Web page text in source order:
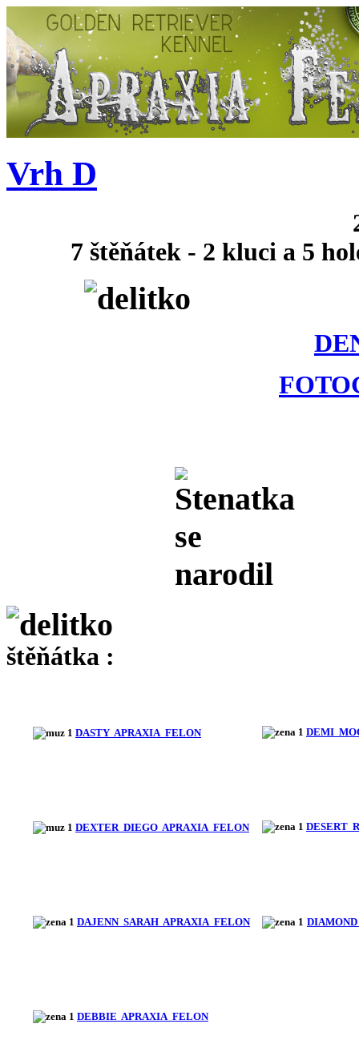
Vrh D
26.08.2014 se
7 štěňátek - 2 kluci a 5
štěňátka :
DASTY APRAXIA FELON DEMI
DEXTER DIEGO APRAXIA FELON DESERT
DAJENN SARAH APRAXIA FELON
DEBBIE APRAXIA FELON